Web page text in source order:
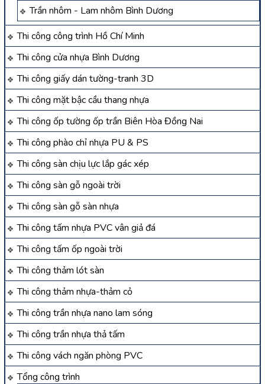
Trần nhôm - Lam nhôm Bình Dương
Thi công công trình Hồ Chí Minh
Thi công cửa nhựa Bình Dương
Thi công giấy dán tường-tranh 3D
Thi công mặt bậc cầu thang nhựa
Thi công ốp tường ốp trần Biên Hòa Đồng Nai
Thi công phào chỉ nhựa PU & PS
Thi công sàn chịu lực lắp gác xép
Thi công sàn gỗ ngoài trời
Thi công sàn gỗ sàn nhựa
Thi công tấm nhựa PVC vân giả đá
Thi công tấm ốp ngoài trời
Thi công thảm lót sàn
Thi công thảm nhựa-thảm cỏ
Thi công trần nhựa nano lam sóng
Thi công trần nhựa thả tấm
Thi công vách ngăn phòng PVC
Tổng công trình